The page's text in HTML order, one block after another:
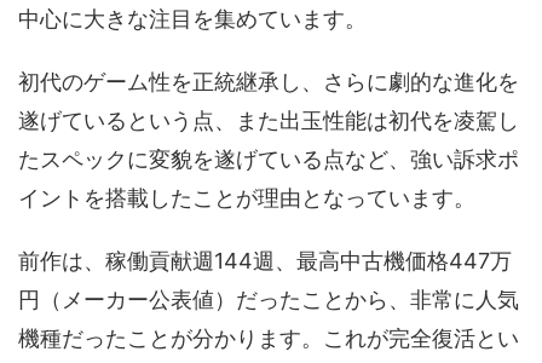
中心に大きな注目を集めています。
初代のゲーム性を正統継承し、さらに劇的な進化を
遂げているという点、また出玉性能は初代を凌駕し
たスペックに変貌を遂げている点など、強い訴求ポ
イントを搭載したことが理由となっています。
前作は、稼働貢献週144週、最高中古機価格447万
円（メーカー公表値）だったことから、非常に人気
機種だったことが分かります。これが完全復活とい